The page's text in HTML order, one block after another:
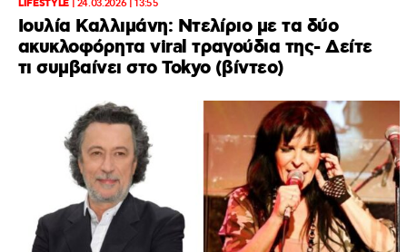
LIFESTYLE| 24.03.2026 | 13:55
Ιουλία Καλλιμάνη: Ντελίριο με τα δύο
ακυκλοφόρητα viral τραγούδια της- Δείτε
τι συμβαίνει στο Tokyo (βίντεο)